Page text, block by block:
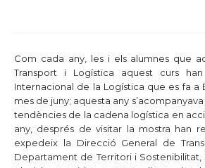
Com cada any, les i els alumnes que
Transport i Logística aquest curs
Internacional de la Logística que es fa a
mes de juny; aquesta any
tendències de la cadena logística en
any, després de visitar la mostra han
expedeix la Direcció General de
Departament de Territori i